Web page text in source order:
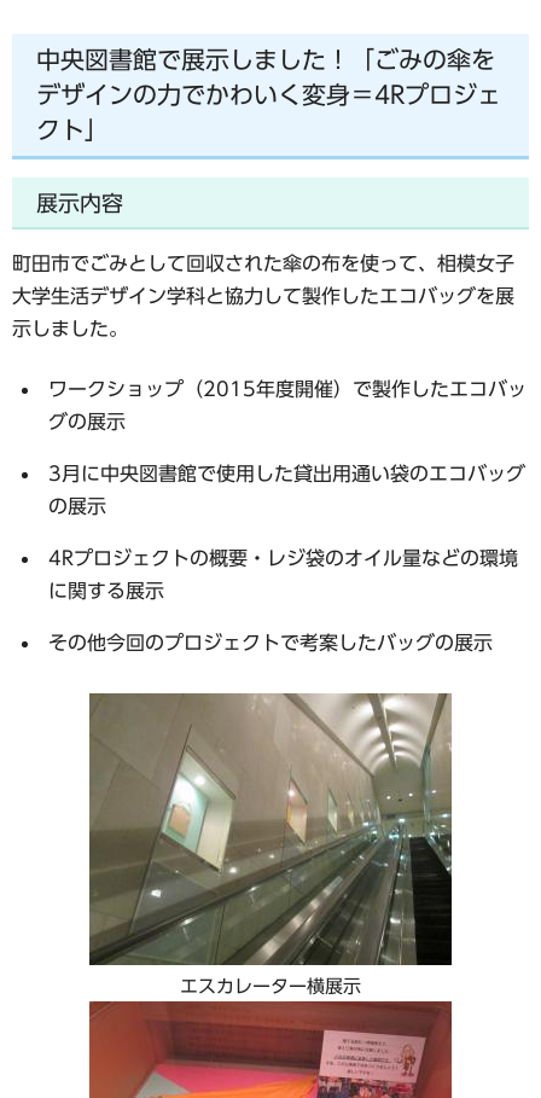
中央図書館で展示しました！「ごみの傘を
デザインの力でかわいく変身＝4Rプロジェ
クト」
展示内容
町田市でごみとして回収された傘の布を使って、相模女子
大学生活デザイン学科と協力して製作したエコバッグを展
示しました。
ワークショップ（2015年度開催）で製作したエコバッ
グの展示
3月に中央図書館で使用した貸出用通い袋のエコバッグ
の展示
4Rプロジェクトの概要・レジ袋のオイル量などの環境
に関する展示
その他今回のプロジェクトで考案したバッグの展示
エスカレーター横展示